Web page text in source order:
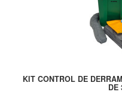
KIT CONTROL DE
DE